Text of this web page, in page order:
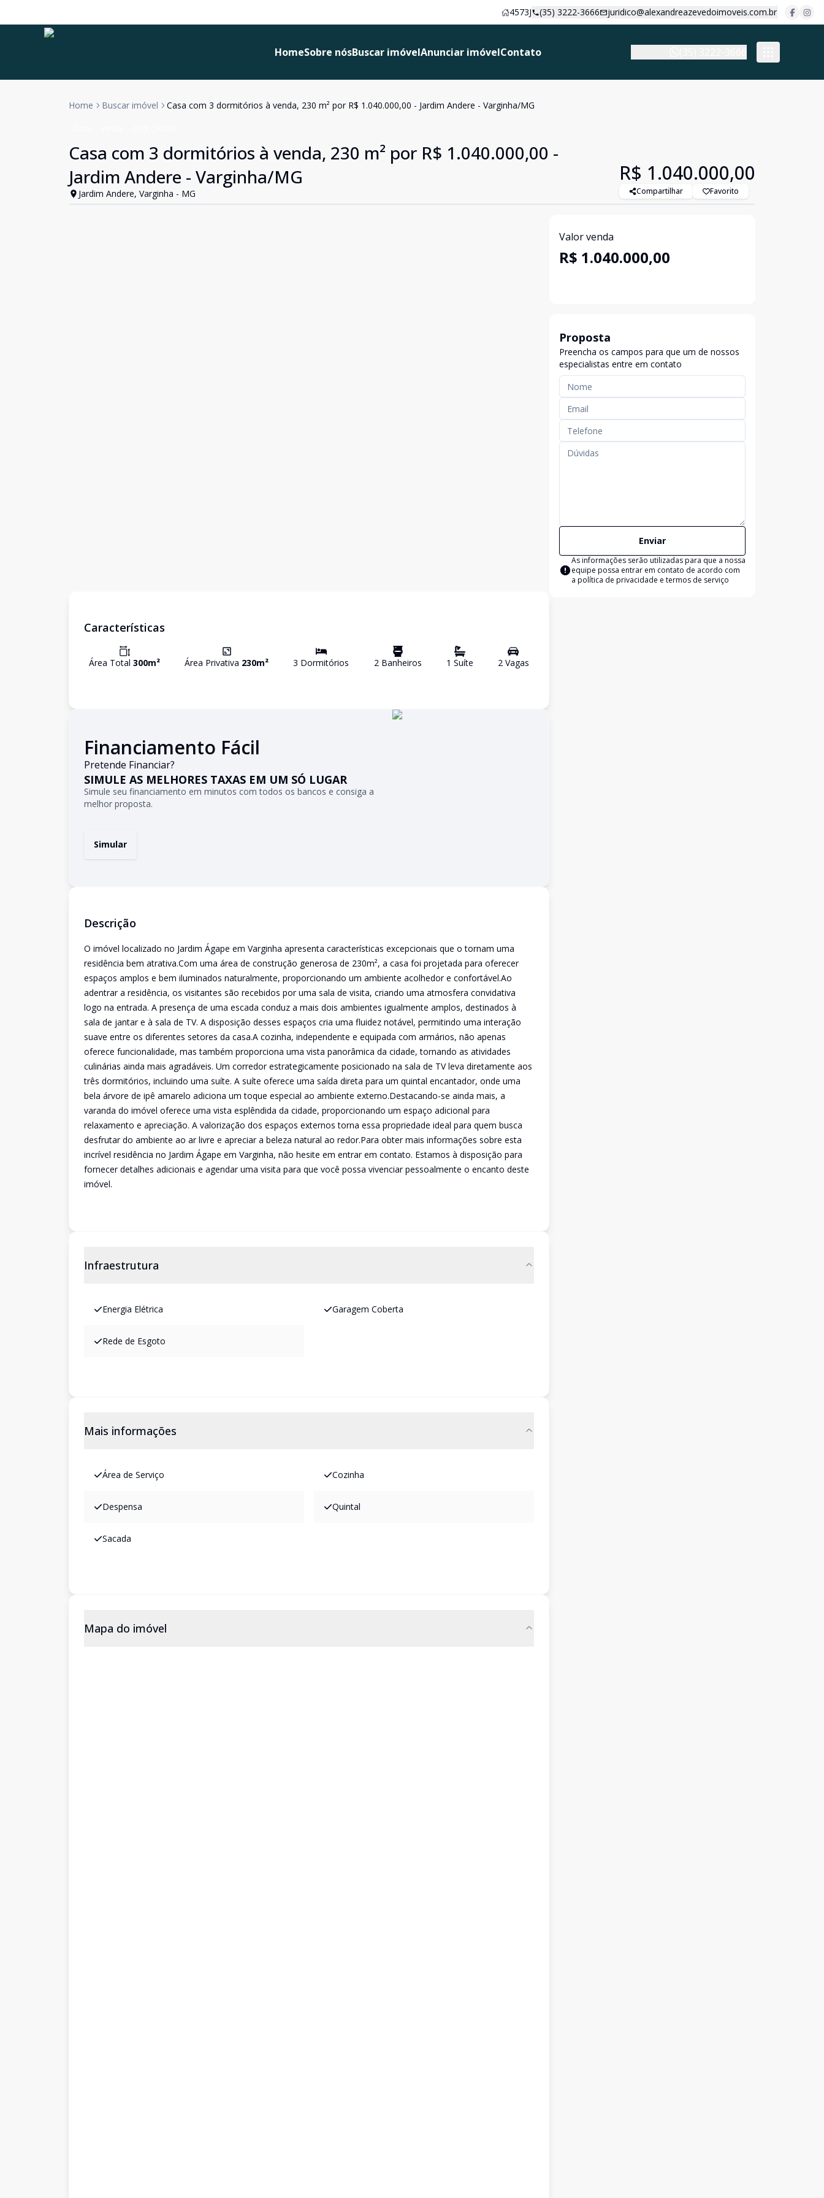
4573J (35) 3222-3666 juridico@alexandreazevedoimoveis.com.br
HomeSobre nósBuscar imóvelAnunciar imóvelContato
Home Buscar imóvel Casa com 3 dormitórios à venda, 230 m² por R$ 1.040.000,00 - Jardim Andere - Varginha/MG
Casa com 3 dormitórios à venda, 230 m² por R$ 1.040.000,00 -
Jardim Andere - Varginha/MG
Jardim Andere, Varginha - MG
R$ 1.040.000,00
Compartilhar Favorito
Características
Área Total 300m² Área Privativa 230m² 3 Dormitórios 2Banheiros 1 Suíte 2Vagas
Financiamento Fácil
Pretende Financiar?
SIMULE AS MELHORES TAXAS EM UM SÓ LUGAR
Simule seu financiamento em minutos com todos os bancos e consiga a
melhor proposta.
Simular
Descrição
O imóvel localizado no Jardim Ágape em Varginha apresenta características excepcionais que o tornam uma
residência bem atrativa.Com uma área de construção generosa de 230m², a casa foi projetada para oferecer
espaços amplos e bem iluminados naturalmente, proporcionando um ambiente acolhedor e confortável.Ao
adentrar a residência, os visitantes são recebidos por uma sala de visita, criando uma atmosfera convidativa
logo na entrada. A presença de uma escada conduz a mais dois ambientes igualmente amplos, destinados à
sala de jantar e à sala de TV. A disposição desses espaços cria uma fluidez notável, permitindo uma interação
suave entre os diferentes setores da casa.A cozinha, independente e equipada com armários, não apenas
oferece funcionalidade, mas também proporciona uma vista panorâmica da cidade, tornando as atividades
culinárias ainda mais agradáveis. Um corredor estrategicamente posicionado na sala de TV leva diretamente aos
três dormitórios, incluindo uma suíte. A suíte oferece uma saída direta para um quintal encantador, onde uma
bela árvore de ipê amarelo adiciona um toque especial ao ambiente externo.Destacando-se ainda mais, a
varanda do imóvel oferece uma vista esplêndida da cidade, proporcionando um espaço adicional para
relaxamento e apreciação. A valorização dos espaços externos torna essa propriedade ideal para quem busca
desfrutar do ambiente ao ar livre e apreciar a beleza natural ao redor.Para obter mais informações sobre esta
incrível residência no Jardim Ágape em Varginha, não hesite em entrar em contato. Estamos à disposição para
fornecer detalhes adicionais e agendar uma visita para que você possa vivenciar pessoalmente o encanto deste
imóvel.
Infraestrutura
Energia Elétrica Garagem Coberta
Rede de Esgoto
Mais informações
Área de Serviço Cozinha
Despensa Quintal
Sacada
Mapa do imóvel
Valor venda
R$ 1.040.000,00
Proposta
Preencha os campos para que um de nossos
especialistas entre em contato
Enviar
As informações serão utilizadas para que a nossa
equipe possa entrar em contato de acordo com
a política de privacidade e termos de serviço